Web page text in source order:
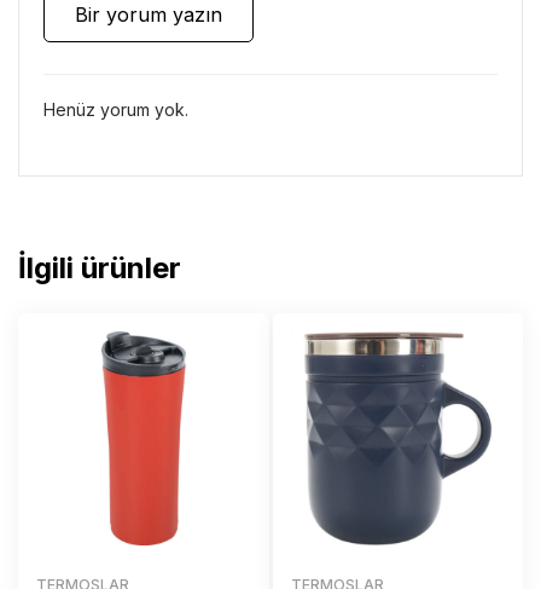
Bir yorum yazın
Henüz yorum yok.
İlgili ürünler
TERMOSLAR TERMOSLAR